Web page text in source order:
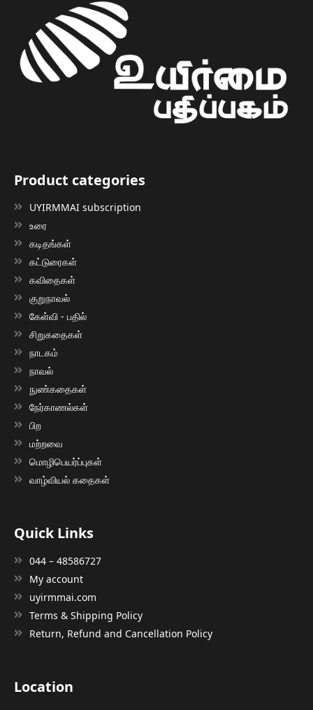
Product categories
UYIRMMAI subscription
உரை
கடிதங்கள்
கட்டுரைகள்
கவிதைகள்
குறுநாவல்
கேள்வி - பதில்
சிறுகதைகள்
நாடகம்
நாவல்
நுண்கதைகள்
நேர்காணல்கள்
பிற
மற்றவை
மொழிபெயர்ப்புகள்
வாழ்வியல் கதைகள்
Quick Links
044 – 48586727
My account
uyirmmai.com
Terms & Shipping Policy
Return, Refund and Cancellation Policy
Location